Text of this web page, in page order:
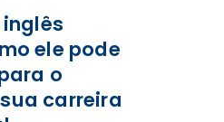
ele pode
o
carreira